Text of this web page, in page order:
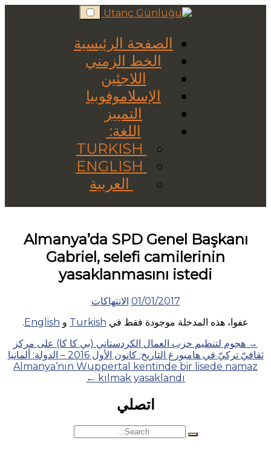
Skip
to
الصفحة الرئيسية
الخط الزمني
اللاجئين
الإسلاموفوبيا
التمييز
اللغة:
العربية
Almanya’da SPD Genel Başkanı
Gabriel, selefi camilerinin
yasaklanmasını istedi
01/01/2017 الانتهاكات
عفوا، هذه المدخلة موجودة فقط في Turkish و English
.
Posts
navigation
→ هجوم لتنظيم حزب العمال الكردستاني (بي كا كا) على مركز
ثقافيّ تركيّ في هامبورغ التاريخ: كانون الأول 2016 – الدولة: ألمانيا
Almanya’nın Wuppertal kentinde bir lisede namaz
kılmak yasaklandı
←
اتصلي
Search
for: